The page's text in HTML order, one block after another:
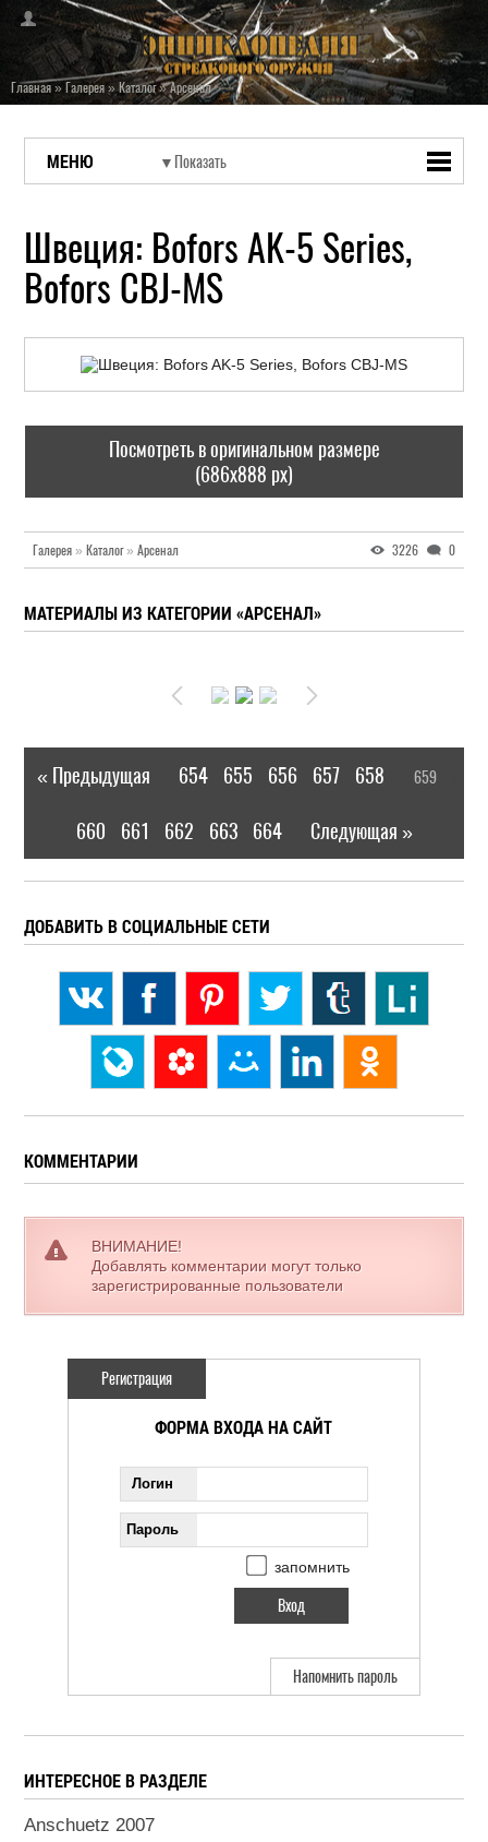
Главная»Галерея»Каталог»Арсенал
МЕНЮ
Швеция: Bofors AK-5 Series,
Bofors CBJ-MS
Посмотреть в оригинальном размере
(686x888 px)
Галерея » Каталог» Арсенал 3226 0
МАТЕРИАЛЫ ИЗ КАТЕГОРИИ «АРСЕНАЛ»
« Предыдущая 654 655 656 657 658 659
660 661 662 663 664 Следующая »
ДОБАВИТЬ В СОЦИАЛЬНЫЕ СЕТИ
КОММЕНТАРИИ
ВНИМАНИЕ!
Добавлять комментарии могут только
зарегистрированные пользователи
Регистрация
ФОРМА ВХОДА НА САЙТ
Логин
Пароль
запомнить
Напомнить пароль
ИНТЕРЕСНОЕ В РАЗДЕЛЕ
Anschuetz 2007